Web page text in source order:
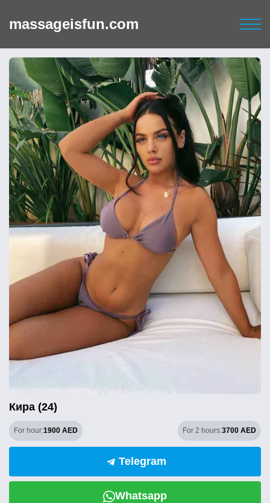
massageisfun.com
Кира (24)
For hour:1900 AED For 2 hours:3700 AED
Telegram
Whatsapp